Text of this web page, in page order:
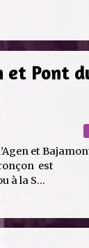
et Pont
et
est
à la S...